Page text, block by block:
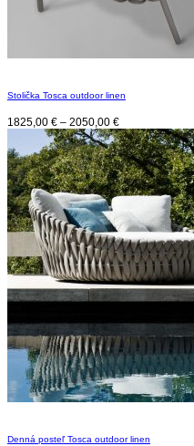
Stolička Tosca outdoor linen
1825,00 € – 2050,00 €
Denná posteľ Tosca outdoor linen